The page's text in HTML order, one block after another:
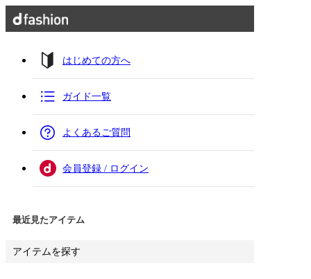
はじめての方へ
ガイド一覧
よくあるご質問
会員登録 / ログイン
最近見たアイテム
アイテムを探す